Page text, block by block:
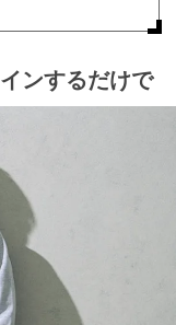
ンするだけで